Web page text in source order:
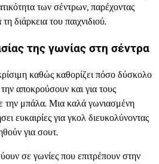
των σέντρων, παρέχοντας
διάρκεια του παιχνιδιού.
της γωνίας στη σέντρα
καθώς καθορίζει πόσο δύσκολο
την αποκρούσουν και για τους
την μπάλα. Μια καλά γωνιασμένη
ευκαιρίες για γκολ διευκολύνοντας
για σουτ.
σε γωνίες που επιτρέπουν στην